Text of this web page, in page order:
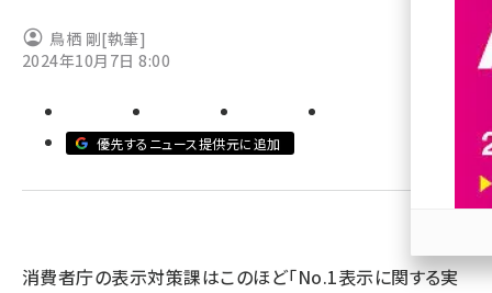
ビィ・フォアード (773)
鳥栖 剛[執筆]
2024年10月7日 8:00
優先するニュース提供元に追加
消費者庁の表示対策課はこのほど「No.1表示に関する実参